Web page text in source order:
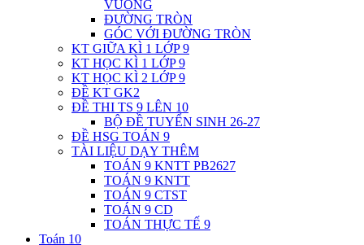
VUÔNG
ĐƯỜNG TRÒN
GÓC VỚI ĐƯỜNG TRÒN
KT GIỮA KÌ 1 LỚP 9
KT HỌC KÌ 1 LỚP 9
KT HỌC KÌ 2 LỚP 9
ĐỀ KT GK2
ĐỀ THI TS 9 LÊN 10
BỘ ĐỀ TUYỂN SINH 26-27
ĐỀ HSG TOÁN 9
TÀI LIỆU DẠY THÊM
TOÁN 9 KNTT PB2627
TOÁN 9 KNTT
TOÁN 9 CTST
TOÁN 9 CD
TOÁN THỰC TẾ 9
Toán 10